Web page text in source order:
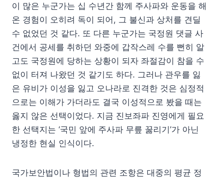
이 많은 누군가는 십 수년간 함께 주사파와 운동을 해
온 경험이 오히려 독이 되어, 그 불신과 상처를 견딜
수 없었던 것 같다. 또 다른 누군가는 국정원 댓글 사
건에서 공세를 취하던 와중에 갑작스레 수를 뻔히 알
고도 국정원에 당하는 상황이 되자 좌절감이 참을 수
없이 터져 나왔던 것 같기도 하다. 그러나 관우를 잃
은 유비가 이성을 잃고 오나라로 진격한 것은 심정적
으로는 이해가 가더라도 결국 이성적으로 봤을 때는
옳지 않은 선택이었다. 지금 진보좌파 진영에게 필요
한 선택지는 ‘국민 앞에 주사파 무릎 꿇리기’가 아닌
냉정한 현실 인식이다.
국가보안법이나 형법의 관련 조항은 대중의 평균 정